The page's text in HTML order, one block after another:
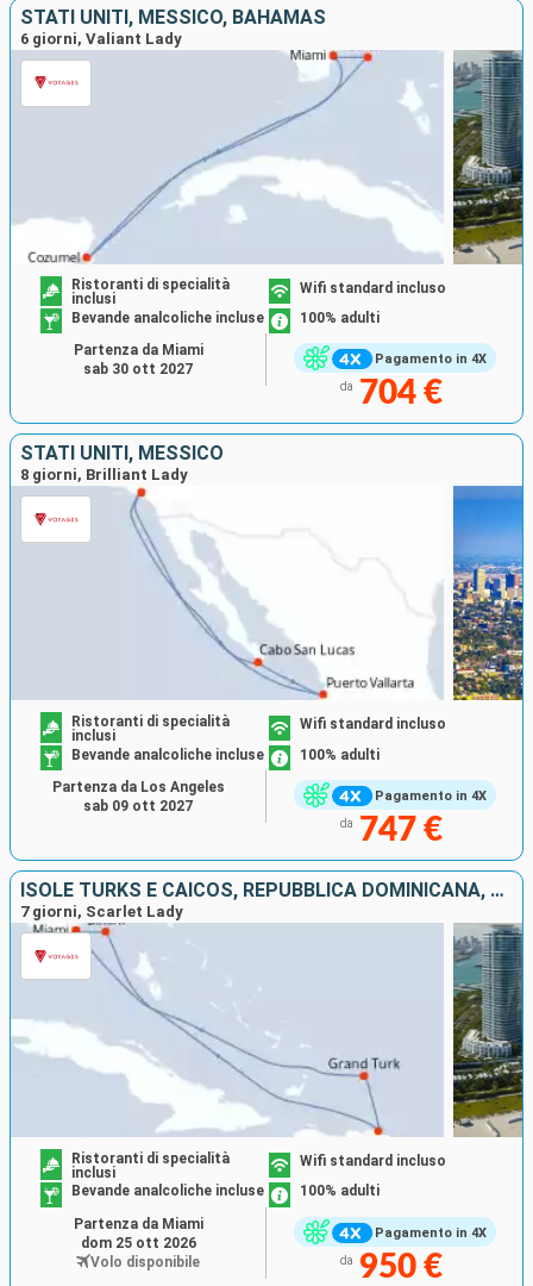
STATI UNITI, MESSICO, BAHAMAS
6 giorni, Valiant Lady
Pagamento in 4X
Ristoranti di specialità
inclusi
Wifi standard incluso
Bevande analcoliche incluse
100% adulti
da 704 €
Partenza da Miami
sab 30 ott 2027
STATI UNITI, MESSICO
8 giorni, Brilliant Lady
Pagamento in 4X
Ristoranti di specialità
inclusi
Wifi standard incluso
Bevande analcoliche incluse
100% adulti
da 747 €
Partenza da Los Angeles
sab 09 ott 2027
ISOLE TURKS E CAICOS, REPUBBLICA DOMINICANA, BAHAMAS, STATI UNITI
7 giorni, Scarlet Lady
Pagamento in 4X
Ristoranti di specialità
inclusi
Wifi standard incluso
Bevande analcoliche incluse
100% adulti
da 950 €
Partenza da Miami
dom 25 ott 2026
Volo disponibile